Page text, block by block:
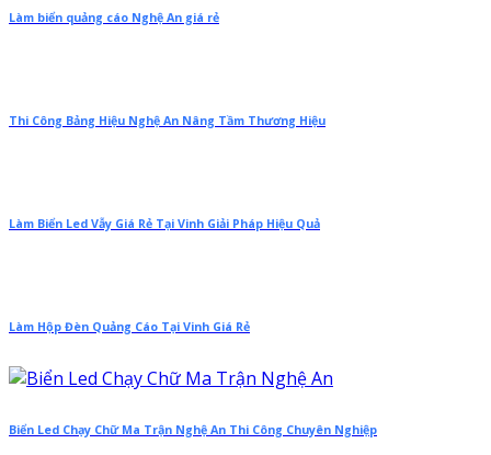
Làm biển quảng cáo Nghệ An giá rẻ
Thi Công Bảng Hiệu Nghệ An Nâng Tầm Thương Hiệu
Làm Biển Led Vẫy Giá Rẻ Tại Vinh Giải Pháp Hiệu Quả
Làm Hộp Đèn Quảng Cáo Tại Vinh Giá Rẻ
Biển Led Chạy Chữ Ma Trận Nghệ An Thi Công Chuyên Nghiệp